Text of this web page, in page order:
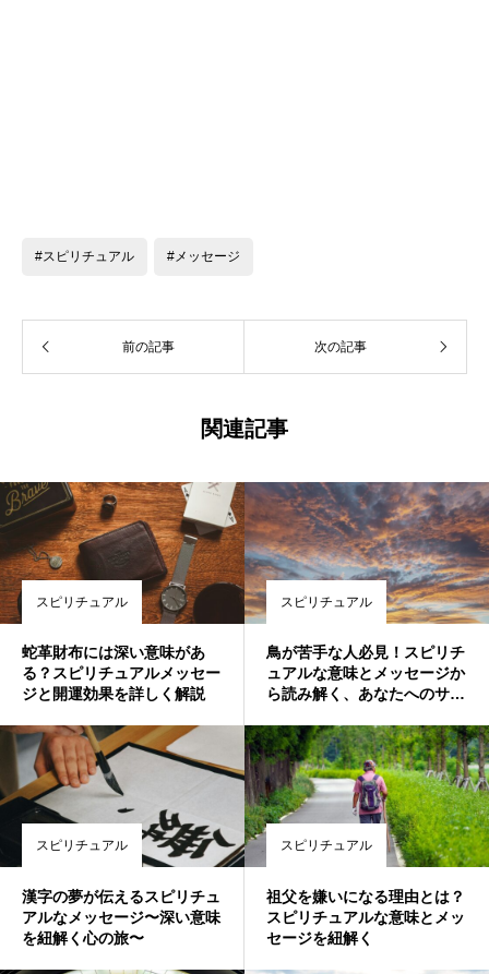
#スピリチュアル #メッセージ
前の記事 次の記事
関連記事
スピリチュアル
蛇革財布には深い意味があ
る？スピリチュアルメッセー
ジと開運効果を詳しく解説
スピリチュアル
鳥が苦手な人必見！スピリチ
ュアルな意味とメッセージか
ら読み解く、あなたへのサイ
スピリチュアル
漢字の夢が伝えるスピリチュ
アルなメッセージ〜深い意味
を紐解く心の旅〜
スピリチュアル
祖父を嫌いになる理由とは？
スピリチュアルな意味とメッ
セージを紐解く